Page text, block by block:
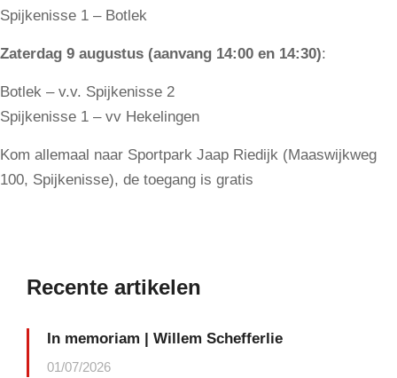
Spijkenisse 1 – Botlek
Zaterdag 9 augustus (aanvang 14:00 en 14:30):
Botlek – v.v. Spijkenisse 2
Spijkenisse 1 – vv Hekelingen
Kom allemaal naar Sportpark Jaap Riedijk (Maaswijkweg
100, Spijkenisse), de toegang is gratis
Recente artikelen
In memoriam | Willem Schefferlie
01/07/2026